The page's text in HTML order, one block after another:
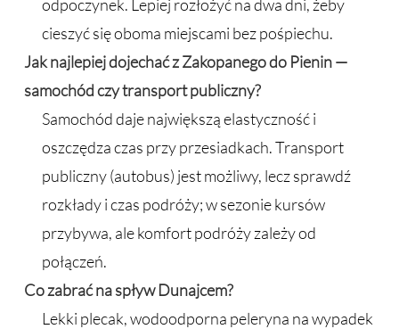
odpoczynek. Lepiej rozłożyć na dwa dni, żeby
cieszyć się oboma miejscami bez pośpiechu.
Jak najlepiej dojechać z Zakopanego do Pienin —
samochód czy transport publiczny?
Samochód daje największą elastyczność i
oszczędza czas przy przesiadkach. Transport
publiczny (autobus) jest możliwy, lecz sprawdź
rozkłady i czas podróży; w sezonie kursów
przybywa, ale komfort podróży zależy od
połączeń.
Co zabrać na spływ Dunajcem?
Lekki plecak, wodoodporna peleryna na wypadek